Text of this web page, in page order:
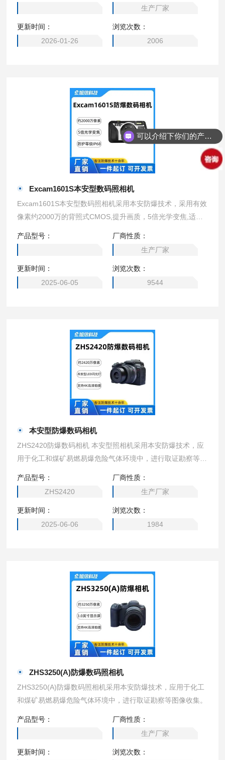
查等易燃易爆场所拍照及录制视频。旭信/ZHS2410(A)矿用数
码照相机/4K高清录制
生产厂家
更新时间：
2026-01-26
浏览次数：
2006
Excam1601S本安型数码照相机
Excam1601S本安型数码照相机采用本安防爆技术，采用有效
像素约2000万的背照式CMOS,提升画质，5倍光学变焦,适用
如危险粉尘和气体环境、石油化工、地铁、铁路、轻轨、高速
公路、船舶、近海、电站、桥梁等。
产品型号：
厂商性质：
生产厂家
更新时间：
2025-06-05
浏览次数：
9544
本安型防爆数码相机
ZHS2420防爆数码相机 本安型照相机采用本安防爆技术，应
用于化工和煤矿易燃易爆危险气体环境中，进行取证勘察等图
产品型号：
ZHS2420
厂商性质：
生产厂家
更新时间：
2025-06-06
浏览次数：
1984
ZHS3250(A)防爆数码照相机
ZHS3250(A)防爆数码照相机采用本安防爆技术，应用于化工
和煤矿易燃易爆危险气体环境中，进行取证勘察等图像收集。
产品型号：
厂商性质：
生产厂家
更新时间：
浏览次数：
可以介绍下你们的产品么？